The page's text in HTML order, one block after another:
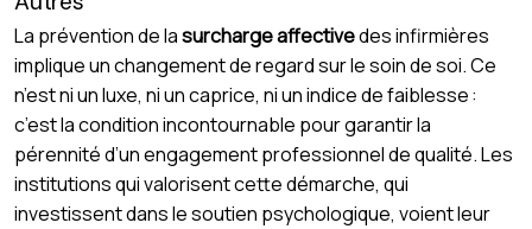
La prévention de lasurcharge affectivedes infirmières
implique un changement de regard sur le soin de soi. Ce
n’est ni un luxe, ni un caprice, ni un indice de faiblesse :
c’est la condition incontournable pour garantir la
pérennité d’un engagement professionnel de qualité. Les
institutions qui valorisent cette démarche, qui
investissent dans le soutien psychologique, voient leur